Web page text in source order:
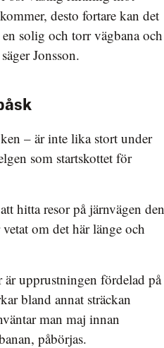
desto fortare kan det
solig och torr vägbana och
Jonsson.
– är inte lika stort under
som startskottet för
hitta resor på järnvägen den
om det här länge och
upprustningen fördelad på
bland annat sträckan
man maj innan
påbörjas.